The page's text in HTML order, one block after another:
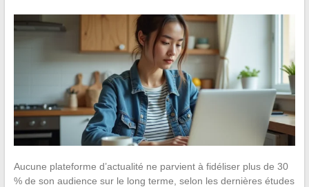
Aucune plateforme d’actualité ne parvient à fidéliser plus de 30
% de son audience sur le long terme, selon les dernières études